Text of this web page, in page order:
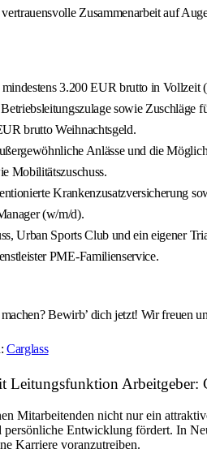
Zusammenarbeit auf
3.200 EUR brutto in Vollzeit
sowie Zuschläge
brutto Weihnachtsgeld.
Anlässe und die
Mobilitätszuschuss.
Krankenzusatzversicherung
(w/m/d).
Urban Sports Club und ein eigener
PME-Familienservice.
Bewirb’ dich jetzt! Wir freuen
Carglass
Leitungsfunktion
Mitarbeitenden nicht nur ein
Entwicklung fördert. In
Karriere voranzutreiben.